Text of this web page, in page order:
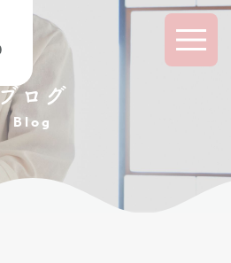
ブログ
Blog